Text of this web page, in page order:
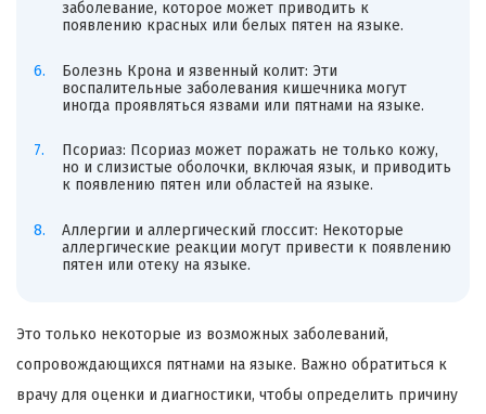
заболевание, которое может приводить к
появлению красных или белых пятен на языке.
Болезнь Крона и язвенный колит: Эти
воспалительные заболевания кишечника могут
иногда проявляться язвами или пятнами на языке.
Псориаз: Псориаз может поражать не только кожу,
но и слизистые оболочки, включая язык, и приводить
к появлению пятен или областей на языке.
Аллергии и аллергический глоссит: Некоторые
аллергические реакции могут привести к появлению
пятен или отеку на языке.
Это только некоторые из возможных заболеваний,
сопровождающихся пятнами на языке. Важно обратиться к
врачу для оценки и диагностики, чтобы определить причину